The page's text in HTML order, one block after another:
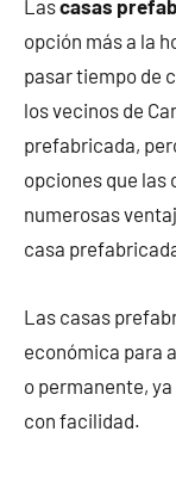
Lascasas
opción más a la
pasar tiempo de
los vecinos de
prefabricada,
opciones que las
numerosas
casa
Las casas
económica para
o permanente,
con facilidad.